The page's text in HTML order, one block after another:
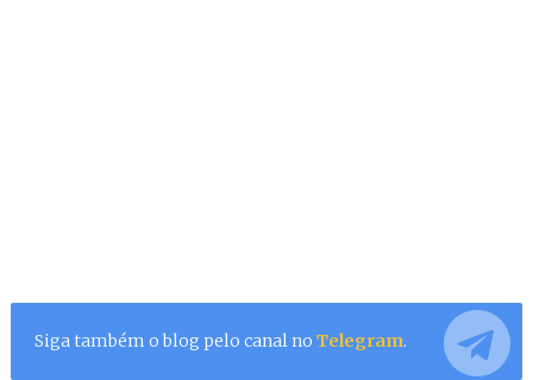
Siga também o blog pelo canal no Telegram.